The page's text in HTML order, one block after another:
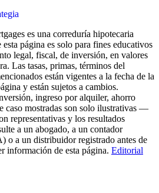
es una correduría hipotecaria
página es solo para fines educativos
legal, fiscal, de inversión, en valores
Las tasas, primas, términos del
están vigentes a la fecha de la
y están sujetos a cambios.
ingreso por alquiler, ahorro
caso mostradas son solo ilustrativas —
representativas y los resultados
a un abogado, a un contador
o a un distribuidor registrado antes de
información de esta página. Editorial